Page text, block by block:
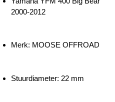
2000-2012
Merk: MOOSE OFFROAD
Stuurdiameter: 22 mm